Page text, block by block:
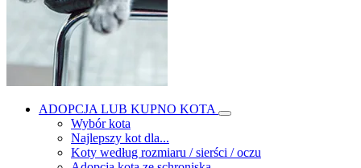
ADOPCJA LUB KUPNO KOTA
Wybór kota
Najlepszy kot dla...
Koty według rozmiaru / sierści / oczu